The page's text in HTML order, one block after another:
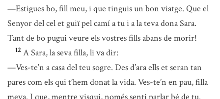
—Estigues bo, fill meu, i que tinguis un bon viatge. Que el
Senyor del cel et guiï pel camí a tu i a la teva dona Sara.
Tant de bo pugui veure els vostres fills abans de morir!
12 A Sara, la seva filla, li va dir:
—Ves-te’n a casa del teu sogre. Des d’ara ells et seran tan
pares com els qui t’hem donat la vida. Ves-te’n en pau, filla